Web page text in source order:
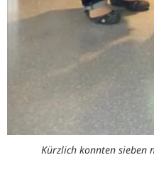
Kürzlich konnten sieben